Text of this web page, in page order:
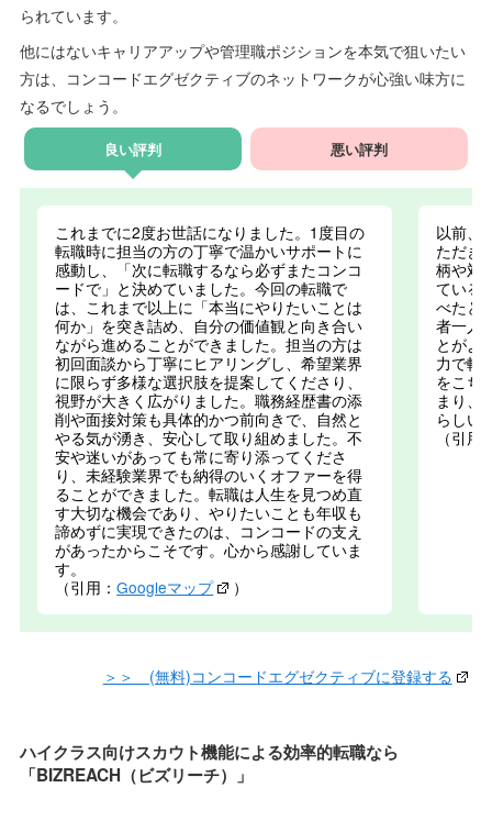
られています。
他にはないキャリアアップや管理職ポジションを本気で狙いたい
方は、コンコードエグゼクティブのネットワークが心強い味方に
なるでしょう。
良い評判 悪い評判
これまでに2度お世話になりました。1度目の
転職時に担当の方の丁寧で温かいサポートに
感動し、「次に転職するなら必ずまたコンコ
ードで」と決めていました。今回の転職で
は、これまで以上に「本当にやりたいことは
何か」を突き詰め、自分の価値観と向き合い
ながら進めることができました。担当の方は
初回面談から丁寧にヒアリングし、希望業界
に限らず多様な選択肢を提案してくださり、
視野が大きく広がりました。職務経歴書の添
削や面接対策も具体的かつ前向きで、自然と
やる気が湧き、安心して取り組めました。不
安や迷いがあっても常に寄り添ってくださ
り、未経験業界でも納得のいくオファーを得
ることができました。転職は人生を見つめ直
す大切な機会であり、やりたいことも年収も
諦めずに実現できたのは、コンコードの支え
があったからこそです。心から感謝していま
す。
（引用：Googleマップ ）
以前、
ただき
柄や対
ている
べたと
者一人
とがよ
力で転
をこち
まり、
らしい
（引用
＞＞ (無料)コンコードエグゼクティブに登録する
ハイクラス向けスカウト機能による効率的転職なら
「BIZREACH（ビズリーチ）」